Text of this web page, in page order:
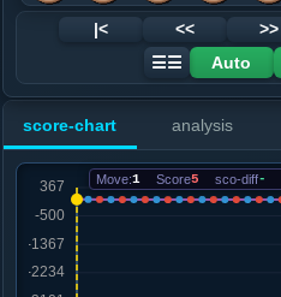
12. 炮四平五
黑+2501
黑+2469
13. 马五进七
黑+2422
黑+2609
.....砲２平１
黑+2698
15. 炮九退一
黑+2961
.....砲８平４
16. 车二进九
|< << >>
☰☰
Auto
score-chart analysis
Move:1 Score5 sco-diff-